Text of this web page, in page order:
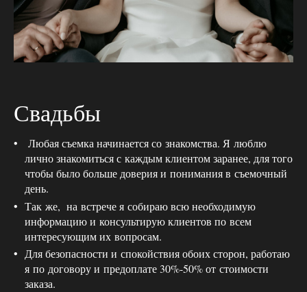
Свадьбы
Любая съемка начинается со знакомства. Я люблю
лично знакомиться с каждым клиентом заранее, для того
чтобы было больше доверия и понимания в съемочный
день.
Так же, на встрече я собираю всю необходимую
информацию и консультирую клиентов по всем
интересующим их вопросам.
Для безопасности и спокойствия обоих сторон, работаю
я по договору и предоплате 30%-50% от стоимости
заказа.